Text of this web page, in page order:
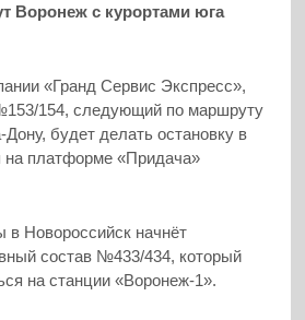
Воронеж с курортами юга
«Гранд Сервис Экспресс»,
154, следующий по маршруту
будет делать остановку в
на платформе «Придача»
Новороссийск начнёт
состав №433/434, который
на станции «Воронеж-1».